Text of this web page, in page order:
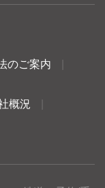
のご案内
概況